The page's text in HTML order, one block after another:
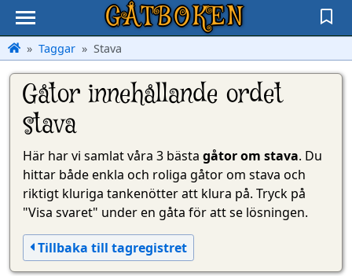
GÅTBOKEN
Taggar Stava
Gåtor innehållande ordet
stava
Här har vi samlat våra 3 bästa gåtor om stava. Du
hittar både enkla och roliga gåtor om stava och
riktigt kluriga tankenötter att klura på. Tryck på
"Visa svaret" under en gåta för att se lösningen.
Tillbaka till tagregistret